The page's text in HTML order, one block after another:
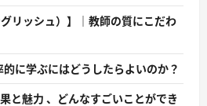
リッシュ）】｜教師の質にこだわ
的に学ぶにはどうしたらよいのか？
と魅力 、どんなすごいことができ